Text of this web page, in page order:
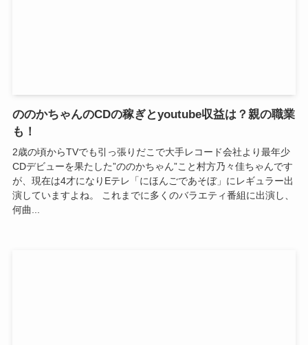
ののかちゃんのCDの稼ぎとyoutube収益は？親の職業
も！
2歳の頃からTVでも引っ張りだこで大手レコード会社より最年少
CDデビューを果たした”ののかちゃん”こと村方乃々佳ちゃんです
が、現在は4才になりEテレ「にほんごであそぼ」にレギュラー出
演していますよね。 これまでに多くのバラエティ番組に出演し、
何曲...